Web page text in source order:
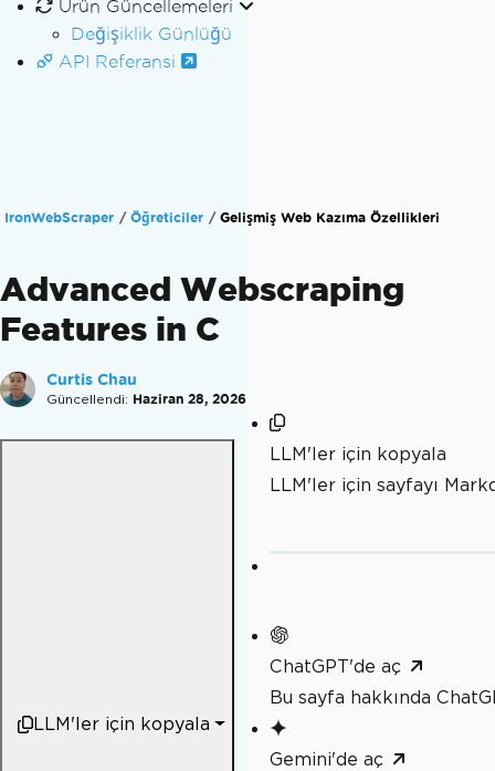
Ürün Güncellemeleri
Değişiklik Günlüğü
API Referansi
IronWebScraper Öğreticiler Gelişmiş Web Kazıma Özellikleri
Advanced Webscraping
Features in C
Curtis Chau
Güncellendi: Haziran 28, 2026
LLM'ler için kopyala
LLM'ler için kopyala
LLM'ler için sayfayı
ChatGPT'de aç
Bu sayfa hakkında
Gemini'de aç